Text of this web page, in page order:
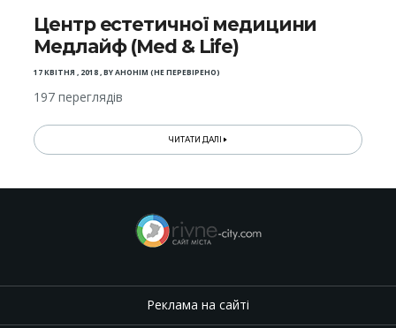
Центр естетичної медицини
Медлайф (Med & Life)
17 КВІТНЯ , 2018,BYАНОНІМ (НЕ ПЕРЕВІРЕНО)
197 переглядів
ЧИТАТИ ДАЛІ
Реклама на сайті